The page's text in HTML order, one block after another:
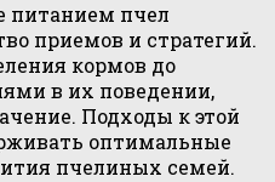
питанием пчел
приемов и стратегий.
кормов до
в их поведении,
Подходы к этой
оптимальные
пчелиных семей.